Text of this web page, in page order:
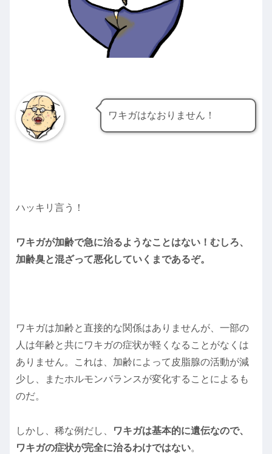
ワキガはなおりません！
ハッキリ言う！
ワキガが加齢で急に治るようなことはない！むしろ、
加齢臭と混ざって悪化していくまであるぞ。
ワキガは加齢と直接的な関係はありませんが、一部の
人は年齢と共にワキガの症状が軽くなることがなくは
ありません。これは、加齢によって皮脂腺の活動が減
少し、またホルモンバランスが変化することによるも
のだ。
しかし、稀な例だし、
ワキガは基本的に遺伝なので、
ワキガの症状が完全に治るわけではない。